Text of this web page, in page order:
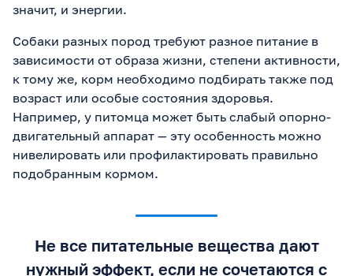
значит, и энергии.
Собаки разных пород требуют разное питание в
зависимости от образа жизни, степени активности,
к тому же, корм необходимо подбирать также под
возраст или особые состояния здоровья.
Например, у питомца может быть слабый опорно-
двигательный аппарат — эту особенность можно
нивелировать или профилактировать правильно
подобранным кормом.
Не все питательные вещества дают
нужный эффект, если не сочетаются с